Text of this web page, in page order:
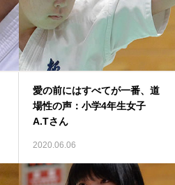
愛の前にはすべてが一番、道
場性の声：小学4年生女子
A.Tさん
2020.06.06